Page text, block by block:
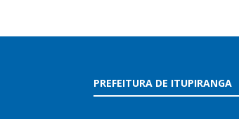
PREFEITURA DE ITUPIRANGA